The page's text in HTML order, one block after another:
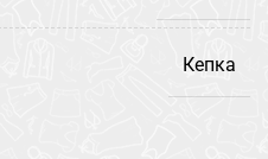
Кепка